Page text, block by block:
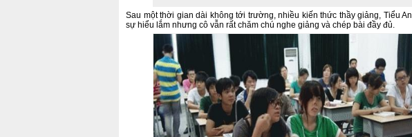
Sau một thời gian dài không tới trường, nhiều kiến thức thầy giảng, Tiểu
sự hiểu lắm nhưng cô vẫn rất chăm chú nghe giảng và chép bài đầy đủ.